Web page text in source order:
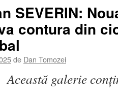
SEVERIN:
contura din
de Dan Tomozei
Această galerie